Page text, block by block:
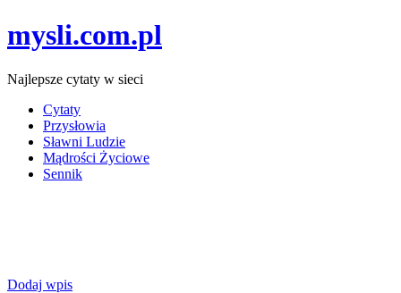
mysli.com.pl
Najlepsze cytaty w sieci
Cytaty
Przysłowia
Sławni Ludzie
Mądrości Życiowe
Sennik
Dodaj wpis